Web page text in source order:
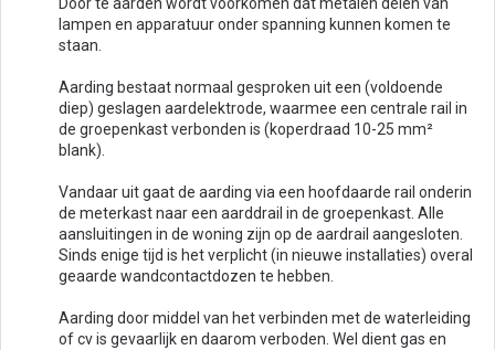
lampen en apparatuur onder spanning kunnen komen te
staan.
Aarding bestaat normaal gesproken uit een (voldoende
diep) geslagen aardelektrode, waarmee een centrale rail in
de groepenkast verbonden is (koperdraad 10-25 mm²
blank).
Vandaar uit gaat de aarding via een hoofdaarde rail onderin
de meterkast naar een aarddrail in de groepenkast. Alle
aansluitingen in de woning zijn op de aardrail aangesloten.
Sinds enige tijd is het verplicht (in nieuwe installaties) overal
geaarde wandcontactdozen te hebben.
Aarding door middel van het verbinden met de waterleiding
of cv is gevaarlijk en daarom verboden. Wel dient gas en